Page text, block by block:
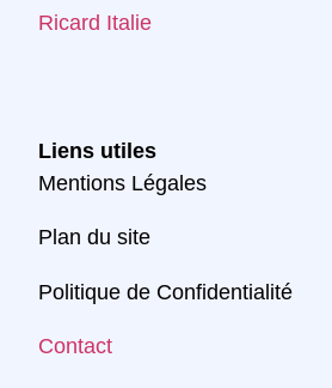
Ricard Italie
Liens utiles
Mentions Légales
Plan du site
Politique de Confidentialité
Contact